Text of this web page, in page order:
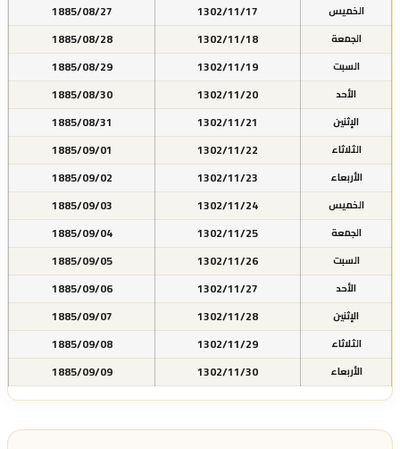
الخميس 1302/11/17
1885/08/27
الجمعة 1302/11/18
1885/08/28
السبت 1302/11/19
1885/08/29
الأحد 1302/11/20
1885/08/30
الإثنين 1302/11/21
1885/08/31
الثلاثاء 1302/11/22
1885/09/01
الأربعاء 1302/11/23
1885/09/02
الخميس 1302/11/24
1885/09/03
الجمعة 1302/11/25
1885/09/04
السبت 1302/11/26
1885/09/05
الأحد 1302/11/27
1885/09/06
الإثنين 1302/11/28
1885/09/07
الثلاثاء 1302/11/29
1885/09/08
الأربعاء 1302/11/30
1885/09/09